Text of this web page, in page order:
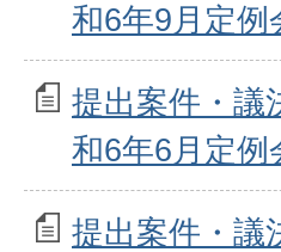
和6年9月定例
提出案件・議
和6年6月定例
提出案件・議